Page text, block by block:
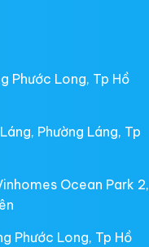
Phước Long, Tp Hồ
Phường Láng, Tp
Ocean Park 2,
Phước Long, Tp Hồ